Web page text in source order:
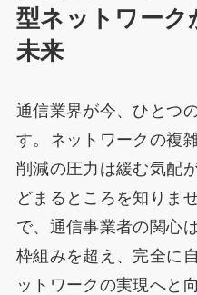
型ネットワーク
未来
通信業界が今、ひとつ
す。ネットワークの複
削減の圧力は緩む気配
どまるところを知りま
で、通信事業者の関心
枠組みを超え、完全に
ットワークの実現へと